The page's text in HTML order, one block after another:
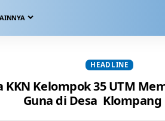
HEADLINE
Kelompok 35 UTM
Guna di Desa